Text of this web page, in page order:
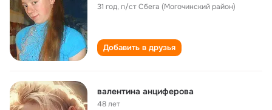
31 год,п/ст Сбега (Могочинский район)
Добавить в друзья
валентина анциферова
48 лет